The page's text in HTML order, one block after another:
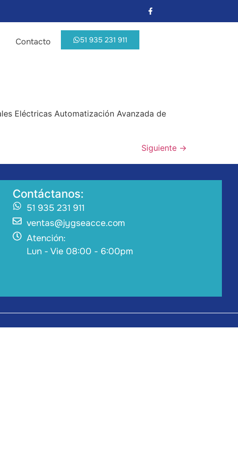
Contacto 51 935 231 911
Eléctricas Automatización Avanzada de
Siguiente →
Contáctanos:
51 935 231 911
ventas@jygseacce.com
Atención:
Lun - Vie 08:00 - 6:00pm